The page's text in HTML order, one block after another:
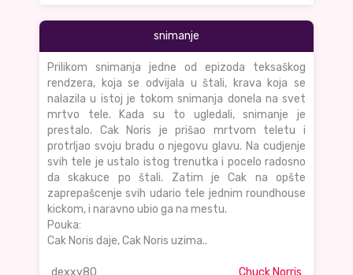
snimanje
Prilikom snimanja jedne od epizoda teksaškog
rendzera, koja se odvijala u štali, krava koja se
nalazila u istoj je tokom snimanja donela na svet
mrtvo tele. Kada su to ugledali, snimanje je
prestalo. Cak Noris je prišao mrtvom teletu i
protrljao svoju bradu o njegovu glavu. Na cudjenje
svih tele je ustalo istog trenutka i pocelo radosno
da skakuce po štali. Zatim je Cak na opšte
zaprepašcenje svih udario tele jednim roundhouse
kickom, i naravno ubio ga na mestu.
Pouka:
Cak Noris daje, Cak Noris uzima..